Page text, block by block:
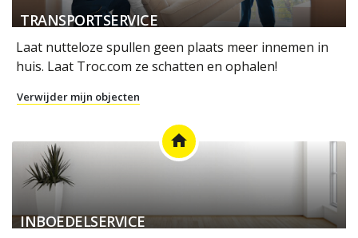
TRANSPORTSERVICE
Laat nutteloze spullen geen plaats meer innemen in
huis. Laat Troc.com ze schatten en ophalen!
Verwijder mijn objecten
home
INBOEDELSERVICE